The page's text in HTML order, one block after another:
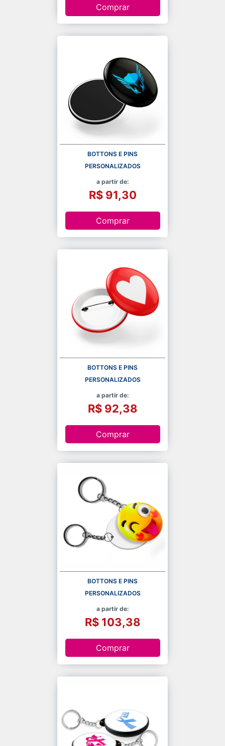
Comprar
BOTTONS E PINS
PERSONALIZADOS
a partir de:
R$ 91,30
Comprar
BOTTONS E PINS
PERSONALIZADOS
a partir de:
R$ 92,38
Comprar
BOTTONS E PINS
PERSONALIZADOS
a partir de:
R$ 103,38
Comprar